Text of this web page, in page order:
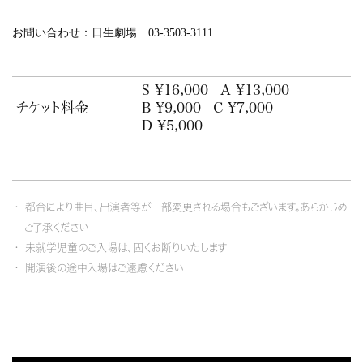
お問い合わせ：日生劇場 03-3503-3111
チケット料金
S ¥16,000
A ¥13,000
B ¥9,000
C ¥7,000
D ¥5,000
都合により曲目、出演者等が一部変更される場合もございます。あらかじめ
ご了承ください
未就学児童のご入場は、固くお断りいたします
開演後の途中入場はご遠慮ください